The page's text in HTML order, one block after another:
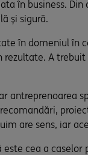
în business.
și sigură.
în domeniul în
A
are sens, iar
cea a